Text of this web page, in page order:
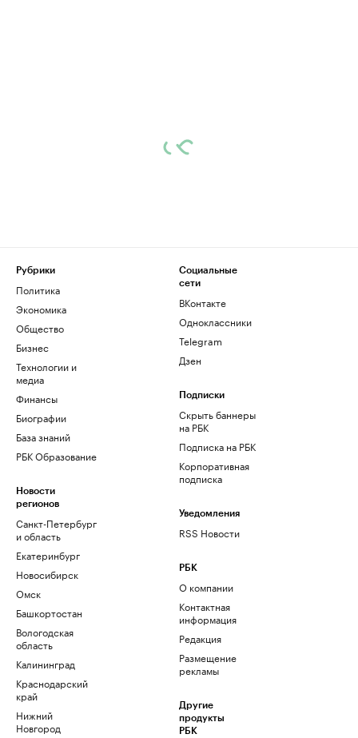
Рубрики
Политика
Экономика
Общество
Бизнес
Технологии и
медиа
Финансы
Биографии
База знаний
РБК Образование
Новости
регионов
Санкт-Петербург
и область
Екатеринбург
Новосибирск
Омск
Башкортостан
Вологодская
область
Калининград
Краснодарский
край
Нижний
Новгород
Социальные
сети
ВКонтакте
Одноклассники
Telegram
Дзен
Подписки
Скрыть баннеры
на РБК
Подписка на РБК
Корпоративная
подписка
Уведомления
RSS Новости
РБК
О компании
Контактная
информация
Редакция
Размещение
рекламы
Другие
продукты
РБК